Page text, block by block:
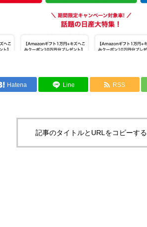
Hatena Line RSS
記事のタイトルとURLをコピーする